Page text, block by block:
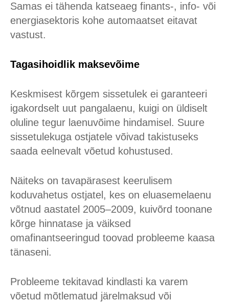
Samas ei tähenda katseaeg finants-, info- või
energiasektoris kohe automaatset eitavat
vastust.
Tagasihoidlik maksevõime
Keskmisest kõrgem sissetulek ei garanteeri
igakordselt uut pangalaenu, kuigi on üldiselt
oluline tegur laenuvõime hindamisel. Suure
sissetulekuga ostjatele võivad takistuseks
saada eelnevalt võetud kohustused.
Näiteks on tavapärasest keerulisem
koduvahetus ostjatel, kes on eluasemelaenu
võtnud aastatel 2005–2009, kuivõrd toonane
kõrge hinnatase ja väiksed
omafinantseeringud toovad probleeme kaasa
tänaseni.
Probleeme tekitavad kindlasti ka varem
võetud mõtlematud järelmaksud või